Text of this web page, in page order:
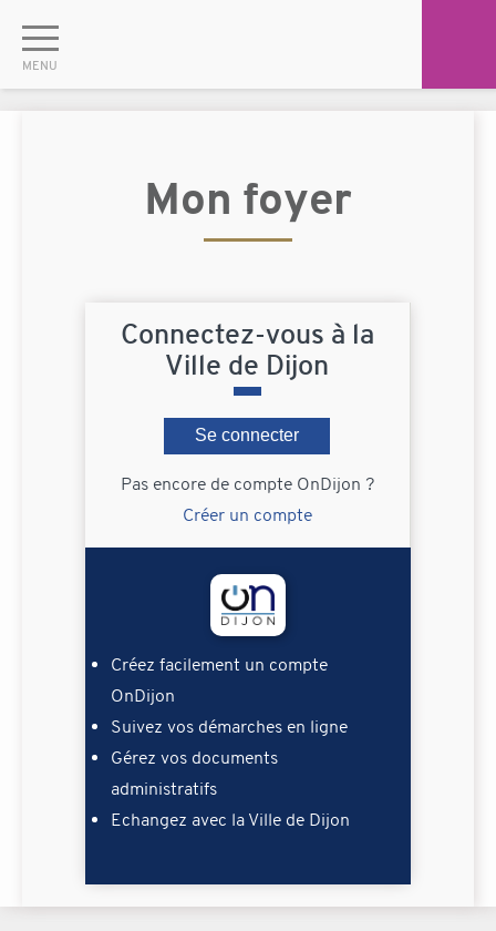
Mon foyer
Créez facilement un compte
OnDijon
Suivez vos démarches en ligne
Gérez vos documents
administratifs
Echangez avec la Ville de Dijon
Connectez-vous à la
Ville de Dijon
Se connecter
Pas encore de compte OnDijon ?
Créer un compte